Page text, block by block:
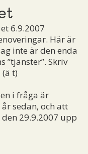
6.9.2007
Här är
inte är den enda
”tjänster”. Skriv
t)
i fråga är
sedan, och att
29.9.2007 upp